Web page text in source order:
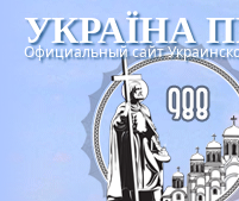
УКРАЇНА
Официальный сайт